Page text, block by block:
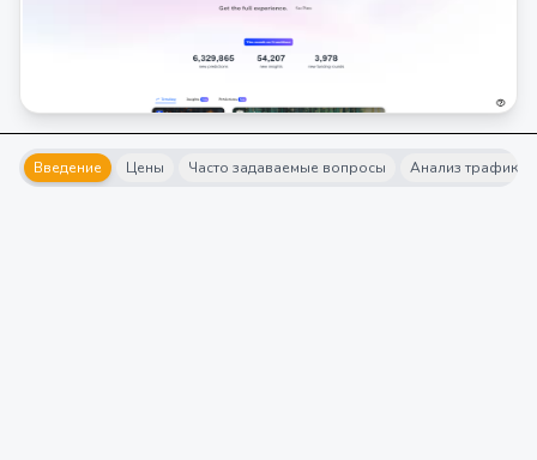
Введение Цены Часто задаваемые вопросы Анализ трафика